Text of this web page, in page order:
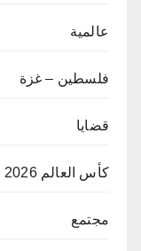
عالمية
فلسطين – غزة
قضايا
كأس العالم 2026
مجتمع